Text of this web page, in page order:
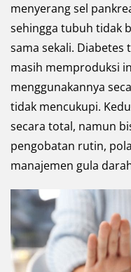
menyerang sel
sehingga tubuh tidak
sama sekali.
masih memproduksi
menggunakannya
tidak mencukupi.
secara total, namun
pengobatan rutin,
manajemen gula